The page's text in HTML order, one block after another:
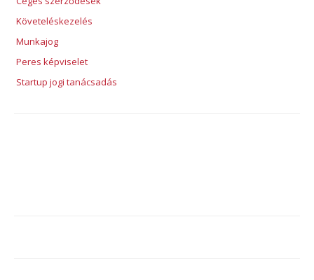
Követeléskezelés
Munkajog
Peres képviselet
Startup jogi tanácsadás